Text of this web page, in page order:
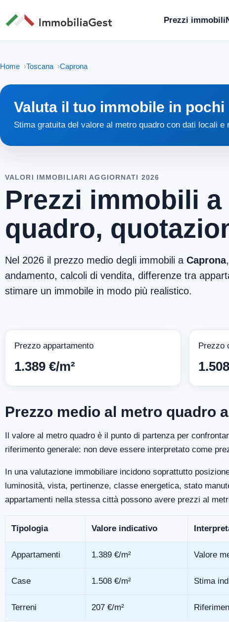
Prezzi immobili
Home Toscana Caprona
Valuta il tuo immobile in pochi
Stima gratuita del valore al metro quadro con dati locali e
VALORI IMMOBILIARI AGGIORNATI 2026
Prezzi immobili
quadro,
Nel 2026 il prezzo medio degli immobili a Caprona
andamento, calcoli di vendita, differenze tra
stimare un immobile in modo più realistico.
Prezzo appartamento
1.389 €/m²
Prezzo
Prezzo medio al metro quadro
Il valore al metro quadro è il punto di partenza per
riferimento generale: non deve essere interpretato come
In una valutazione immobiliare incidono soprattutto
luminosità, vista, pertinenze, classe energetica, stato
appartamenti nella stessa città possono avere prezzi al
Tipologia Valore indicativo
Appartamenti 1.389 €/m² Valore
Case 1.508 €/m² Stima
Terreni 207 €/m²